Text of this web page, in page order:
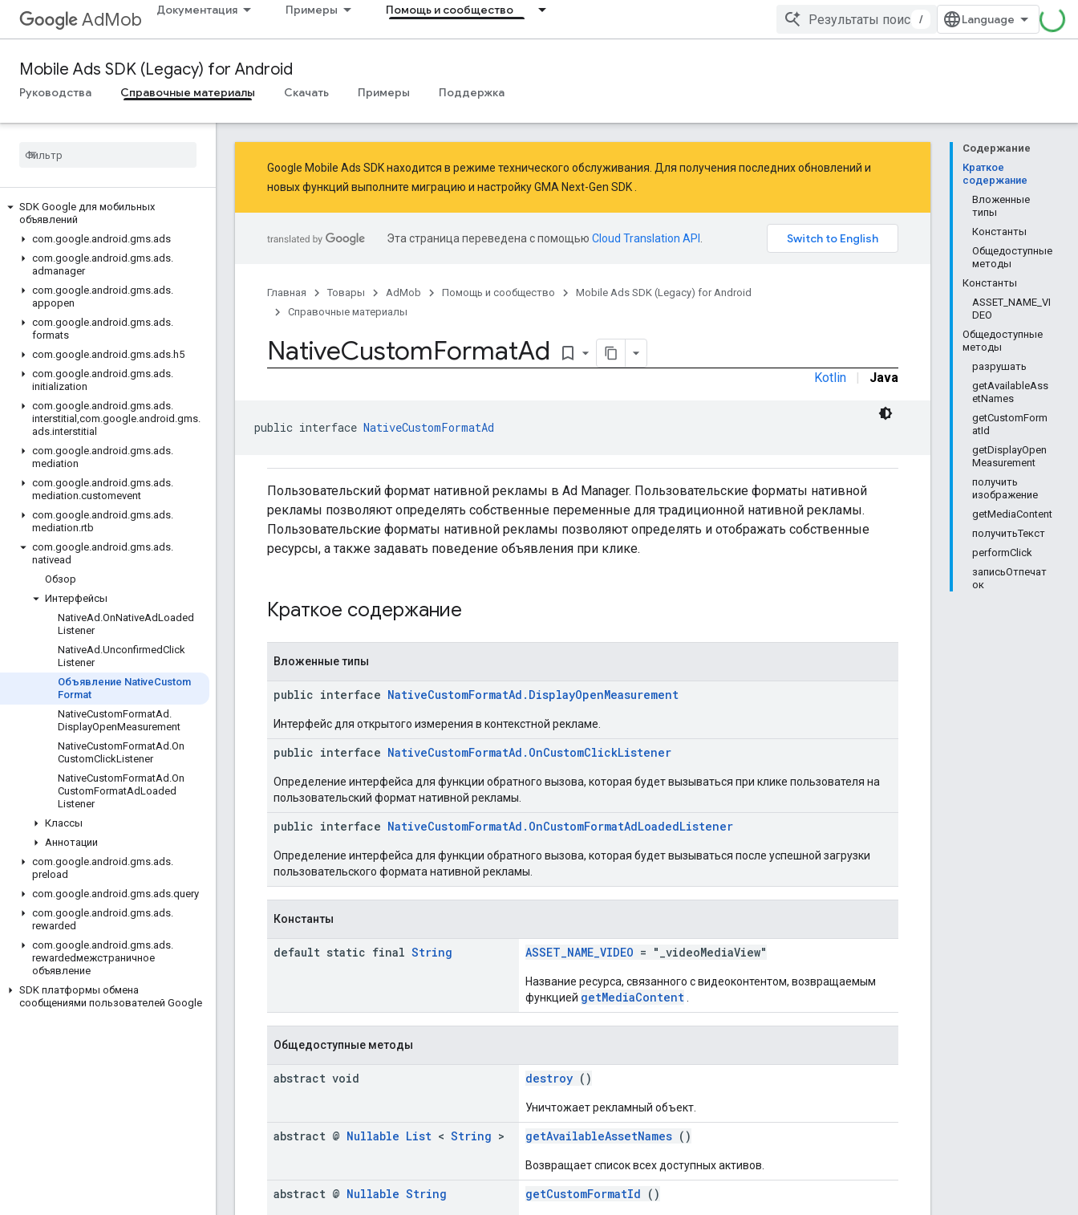
AdMob Документация Примеры Помощь и сообщество
/
Mobile Ads SDK (Legacy) for Android
Руководства Справочные материалы Скачать Примеры Поддержка
SDK Google для мобильных
объявлений
com.google.android .gms.ads
com.google.android .gms.ads.
admanager
com.google.android .gms.ads.
appopen
com.google.android .gms.ads.
formats
com.google.android .gms.ads.h5
com.google.android .gms.ads.
initialization
com.google.android .gms.ads.
interstitial ,com.google.android .gms.
ads.interstitial
com.google.android .gms.ads.
mediation
com.google.android .gms.ads.
mediation.customevent
com.google.android .gms.ads.
mediation.rtb
com.google.android .gms.ads.
nativead
Обзор
Интерфейсы
NativeAd .OnNativeAdLoaded
Listener
NativeAd .UnconfirmedClick
Listener
Объявление NativeCustom
Format
NativeCustomFormatAd .
DisplayOpenMeasurement
NativeCustomFormatAd .On
CustomClickListener
NativeCustomFormatAd .On
CustomFormatAdLoaded
Listener
Классы
Аннотации
com.google.android .gms.ads.
preload
com.google.android .gms.ads.query
com.google.android .gms.ads.
rewarded
com.google.android .gms.ads.
rewardedмежстраничное
объявление
SDK платформы обмена
сообщениями пользователей Google
Содержание
Краткое
содержание
Вложенные
типы
Константы
Общедоступные
методы
Константы
ASSET_NAME_VI
DEO
Общедоступные
методы
разрушать
getAvailableAss
etNames
getCustomForm
atId
getDisplayOpen
Measurement
получить
изображение
getMediaContent
получитьТекст
performClick
записьОтпечат
ок
Google Mobile Ads SDK находится в режиме технического обслуживания. Для получения последних обновлений и
новых функций выполните миграцию и настройку GMA Next-Gen SDK
Эта страница переведена с помощью Cloud Translation API
Главная Товары AdMob Помощь и сообщество
Mobile Ads SDK (Legacy) for Android
Справочные материалы
NativeCustomFormatAd bookmark_border
Kotlin | Java
public interface NativeCustomFormatAd
Пользовательский формат нативной рекламы в Ad Manager. Пользовательские форматы нативной
рекламы позволяют определять собственные переменные для традиционной нативной рекламы.
Пользовательские форматы нативной рекламы позволяют определять и отображать собственные
ресурсы, а также задавать поведение объявления при клике.
Краткое содержание
Вложенные типы
public interface NativeCustomFormatAd.DisplayOpenMeasurement
Интерфейс для открытого измерения в контекстной рекламе.
public interface NativeCustomFormatAd.OnCustomClickListener
Определение интерфейса для функции обратного вызова, которая будет вызываться при клике пользователя на
пользовательский формат нативной рекламы.
public interface NativeCustomFormatAd.OnCustomFormatAdLoadedListener
Определение интерфейса для функции обратного вызова, которая будет вызываться после успешной загрузки
пользовательского формата нативной рекламы.
Константы
default static final String ASSET_NAME_VIDEO = "_videoMediaView"
Название ресурса, связанного с видеоконтентом, возвращаемым
функцией getMediaContent
Общедоступные методы
abstract void destroy ()
Уничтожает рекламный объект.
abstract @ Nullable List < String > getAvailableAssetNames ()
Возвращает список всех доступных активов.
abstract @ Nullable String getCustomFormatId ()